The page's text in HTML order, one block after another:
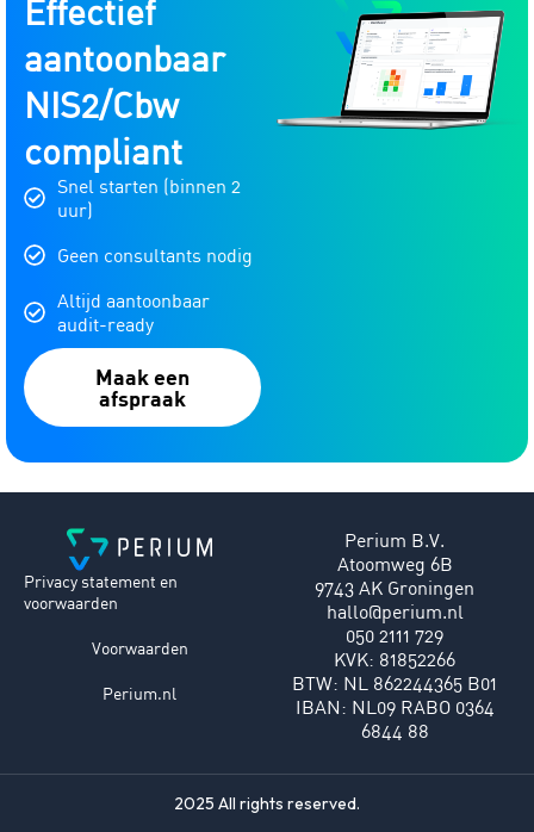
Effectief
aantoonbaar
NIS2/Cbw
compliant
Snel starten (binnen 2
uur)
Geen consultants nodig
Altijd aantoonbaar
audit-ready
Maak een
afspraak
Privacy statement en
voorwaarden
Voorwaarden
Perium.nl
Perium B.V.
Atoomweg 6B
9743 AK Groningen
hallo@perium.nl
050 2111 729
KVK: 81852266
BTW: NL 862244365 B01
IBAN: NL09 RABO 0364
6844 88
2025 All rights reserved.